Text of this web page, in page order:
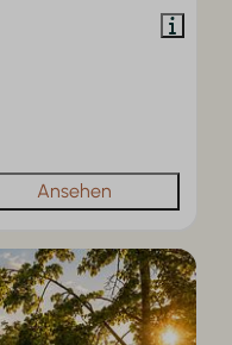
Ansehen